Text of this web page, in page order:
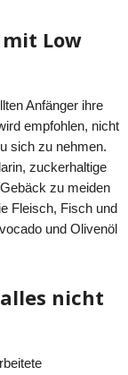
Low
Anfänger ihre
empfohlen, nicht
sich zu nehmen.
zuckerhaltige
zu meiden
Fleisch, Fisch und
und Olivenöl
nicht